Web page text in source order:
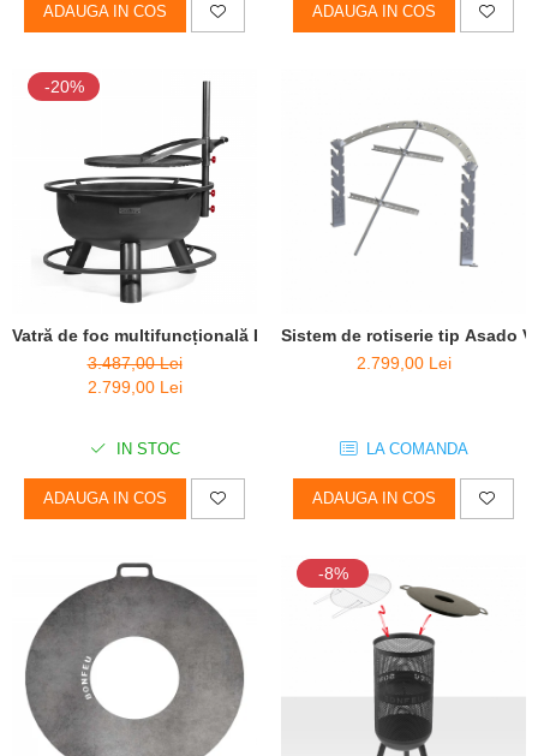
ADAUGA IN COS ADAUGA IN COS
-20%
Vatră de foc multifuncțională Bandito + suport ceaun
3.487,00 Lei
2.799,00 Lei
IN STOC
ADAUGA IN COS
Sistem de rotiserie tip Asado
2.799,00 Lei
LA COMANDA
ADAUGA IN COS
-8%